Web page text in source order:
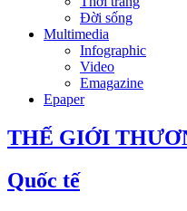
Đời sống
Multimedia
Infographic
Video
Emagazine
Epaper
THẾ GIỚI
Quốc tế